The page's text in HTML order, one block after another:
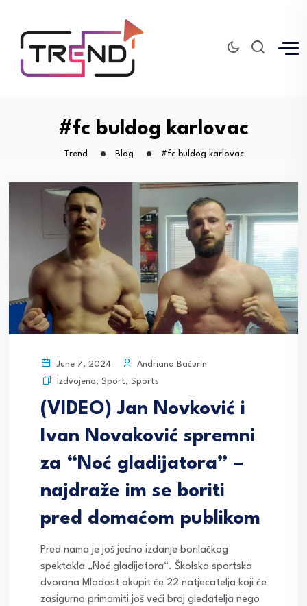
#fc buldog karlovac
Trend Blog #fc buldog karlovac
June 7, 2024
Andriana Baćurin
Izdvojeno, Sport, Sports
(VIDEO) Jan Novković i
Ivan Novaković spremni
za “Noć gladijatora” –
najdraže im se boriti
pred domaćom publikom
Pred nama je još jedno izdanje borilačkog
spektakla „Noć gladijatora“. Školska sportska
dvorana Mladost okupit će 22 natjecatelja koji će
zasigurno primamiti još veći broj gledatelja nego